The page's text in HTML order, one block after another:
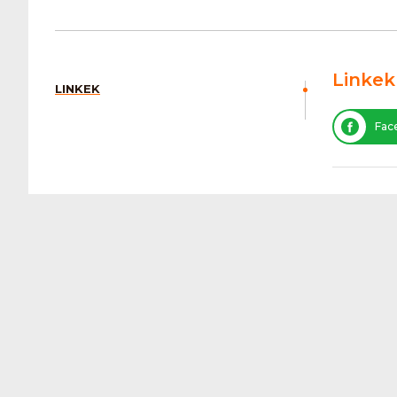
LINKEK Linkek